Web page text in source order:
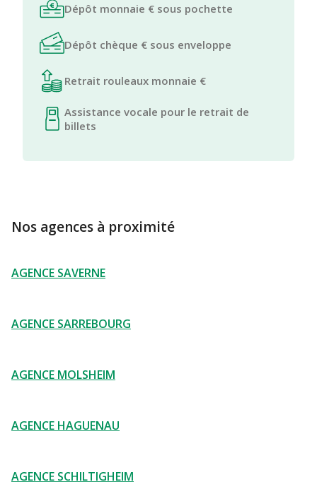
Dépôt monnaie € sous pochette
Dépôt chèque € sous enveloppe
Retrait rouleaux monnaie €
Assistance vocale pour le retrait de
billets
Nos agences à proximité
AGENCE SAVERNE
AGENCE SARREBOURG
AGENCE MOLSHEIM
AGENCE HAGUENAU
AGENCE SCHILTIGHEIM